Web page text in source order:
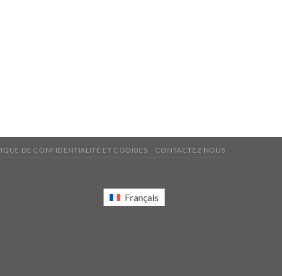
DE CONFIDENTIALITÉ ET COOKIES CONTACTEZ NOUS
Français